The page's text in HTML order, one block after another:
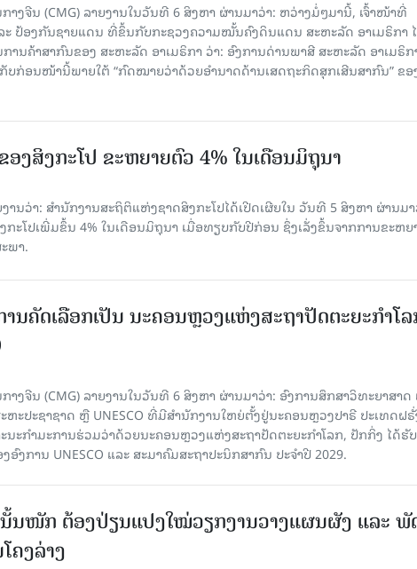
າງຈີນ (CMG) ລາຍງານໃນວັນທີ 6 ສິງຫາ ຜ່ານມາວ່າ: ຫວ່າງມໍ່ໆມານີ້, ເຈົ້າໜ້າທີ່
ະ ປ້ອງກັນຊາຍແດນ ທີ່ຂຶ້ນກັບກະຊວງຄວາມໝັ້ນຄົງດິນແດນ ສະຫະລັດ ອາເມຣິກາ
ານຄ້າສາກົນຂອງ ສະຫະລັດ ອາເມຣິກາ ວ່າ: ອົງການດ່ານພາສີ ສະຫະລັດ ອາເມຣິກ
ບກ່ອນໜ້ານີ້ພາຍໃຕ້ “ກົດໝາຍວ່າດ້ວຍອຳນາດດ້ານເສດຖະກິດສຸກເສີນສາກົນ” ຂອ
ອງສິງກະໂປ ຂະຫຍາຍຕົວ 4% ໃນເດືອນມິຖຸນາ
ານວ່າ: ສຳນັກງານສະຖິຕິແຫ່ງຊາດສິງກະໂປໄດ້ເປີດເຜີຍໃນ ວັນທີ 5 ສິງຫາ ຜ່ານມາ
ກະໂປເພີ່ມຂຶ້ນ 4% ໃນເດືອນມິຖຸນາ ເມື່ອທຽບກັບປີກ່ອນ ຊຶ່ງເລັ່ງຂຶ້ນຈາກການຂະຫຍ
ພາ.
ນຄັດເລືອກເປັນ ນະຄອນຫຼວງແຫ່ງສະຖາປັດຕະຍະກຳໂ
ງຈີນ (CMG) ລາຍງານໃນວັນທີ 6 ສິງຫາ ຜ່ານມາວ່າ: ອົງການສຶກສາວິທະຍາສາດ
ະປະຊາຊາດ ຫຼື UNESCO ທີ່ມີສຳນັກງານໃຫຍ່ຕັ້ງຢູ່ນະຄອນ​ຫຼວງປາຣີ ປະເທດຝຣັ່
ະກຳມະການຮ່ວມວ່າດ້ວຍນະຄອນຫຼວງແຫ່ງສະຖາປັດຕະຍະກຳໂລກ, ປັກກິ່ງ ໄດ້ຮັ
ການ UNESCO ແລະ ສະມາ​ຄົມສະຖາປະນິກສາກົນ ປະຈຳປີ 2029.
ນັ້ນໜັກ ຕ້ອງ​ປ່ຽນ​ແປງ​ໃໝ່​ວຽກ​ງານ​ວາງ​ແຜນ​ຜັງ ແລະ ​ພັ
ຄງ​ລ່າງ